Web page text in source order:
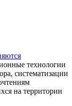
технологии
систематизации
на территории